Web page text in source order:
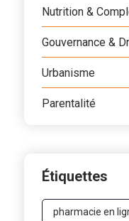
Nutrition &
Gouvernance &
Urbanisme
Parentalité
Étiquettes
pharmacie en